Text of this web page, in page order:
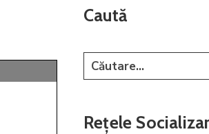
Caută
Rețele